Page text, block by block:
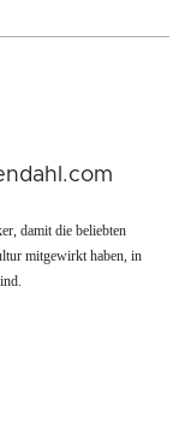
damit die beliebten
mitgewirkt haben, in